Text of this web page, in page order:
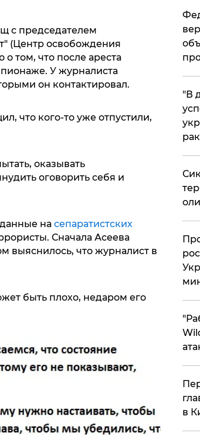
с председателем
(Центр освобождения
том, что после ареста
У журналиста
он контактировал.
что кого-то уже отпустили,
оказывать
оговорить себя и
на сепаратистских
Сначала Асеева
выяснилось, что журналист в
быть плохо, недаром его
​"В
в